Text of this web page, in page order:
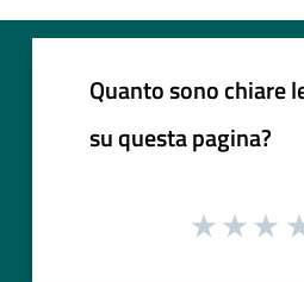
Quanto sono chiare
su questa pagina?